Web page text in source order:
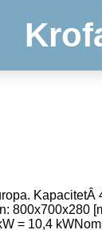
800x700x280
= 10,4